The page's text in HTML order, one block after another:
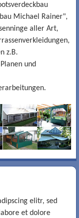
Michael Rainer",
aller Art,
z.B.
und
elitr, sed
et dolore